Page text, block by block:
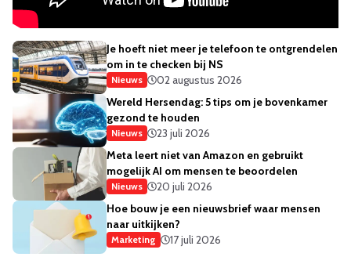
Je hoeft niet meer je telefoon te ontgrendelen
om in te checken bij NS
Nieuws
02 augustus 2026
Wereld Hersendag: 5 tips om je bovenkamer
gezond te houden
Nieuws
23 juli 2026
Meta leert niet van Amazon en gebruikt
mogelijk AI om mensen te beoordelen
Nieuws
20 juli 2026
Hoe bouw je een nieuwsbrief waar mensen
naar uitkijken?
Marketing 17 juli 2026